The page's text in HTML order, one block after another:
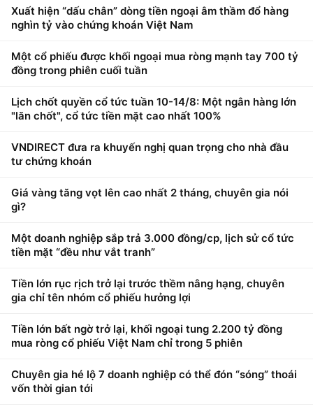
Xuất hiện “dấu chân” dòng tiền ngoại âm thầm đổ hàng
nghìn tỷ vào chứng khoán Việt Nam
Một cổ phiếu được khối ngoại mua ròng mạnh tay 700 tỷ
đồng trong phiên cuối tuần
Lịch chốt quyền cổ tức tuần 10-14/8: Một ngân hàng lớn
"lăn chốt", cổ tức tiền mặt cao nhất 100%
VNDIRECT đưa ra khuyến nghị quan trọng cho nhà đầu
tư chứng khoán
Giá vàng tăng vọt lên cao nhất 2 tháng, chuyên gia nói
gì?
Một doanh nghiệp sắp trả 3.000 đồng/cp, lịch sử cổ tức
tiền mặt “đều như vắt tranh”
Tiền lớn rục rịch trở lại trước thềm nâng hạng, chuyên
gia chỉ tên nhóm cổ phiếu hưởng lợi
Tiền lớn bất ngờ trở lại, khối ngoại tung 2.200 tỷ đồng
mua ròng cổ phiếu Việt Nam chỉ trong 5 phiên
Chuyên gia hé lộ 7 doanh nghiệp có thể đón “sóng” thoái
vốn thời gian tới